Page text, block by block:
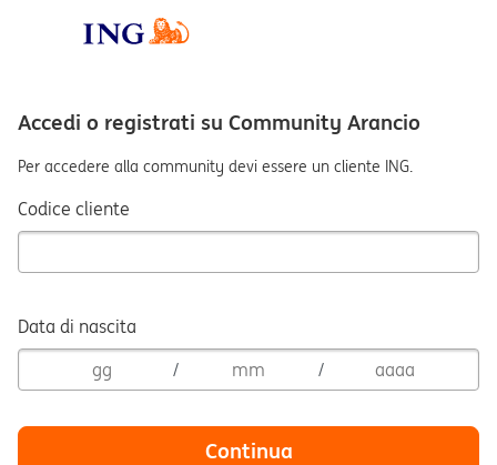
Accedi o registrati su Community Arancio
Per accedere alla community devi essere un cliente ING.
Codice cliente
Data di nascita
/
/
Continua